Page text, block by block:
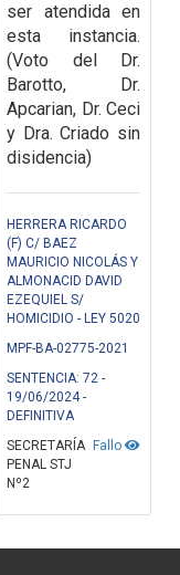
ser atendida en
esta instancia.
(Voto del Dr.
Barotto, Dr.
Apcarian, Dr. Ceci
y Dra. Criado sin
disidencia)
HERRERA RICARDO
(F) C/ BAEZ
MAURICIO NICOLÁS Y
ALMONACID DAVID
EZEQUIEL S/
HOMICIDIO - LEY 5020
MPF-BA-02775-2021
SENTENCIA: 72 -
19/06/2024 -
DEFINITIVA
Fallo
SECRETARÍA
PENAL STJ
Nº2